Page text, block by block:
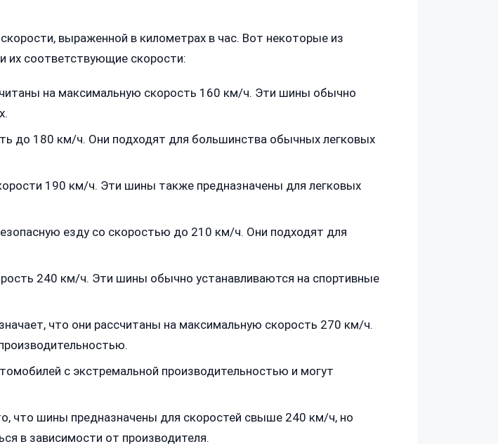
выраженной в километрах в час. Вот некоторые из
их соответствующие скорости:
на максимальную скорость 160 км/ч. Эти шины обычно
до 180 км/ч. Они подходят для большинства обычных легковых
190 км/ч. Эти шины также предназначены для легковых
езду со скоростью до 210 км/ч. Они подходят для
240 км/ч. Эти шины обычно устанавливаются на спортивные
что они рассчитаны на максимальную скорость 270 км/ч.
с экстремальной производительностью и могут
что шины предназначены для скоростей свыше 240 км/ч, но
в зависимости от производителя.